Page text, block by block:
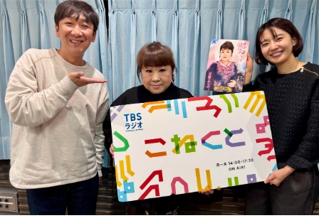
お知らせ
イベント・グッズ
YouTube
会社情報